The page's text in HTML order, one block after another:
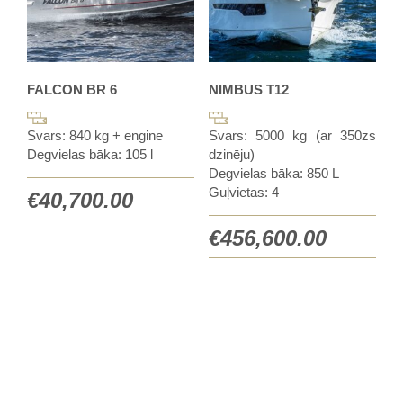
FALCON BR 6
Svars: 840 kg + engine
Degvielas bāka: 105 l
€40,700.00
NIMBUS T12
Svars: 5000 kg (ar 350zs
dzinēju)
Degvielas bāka: 850 L
Guļvietas: 4
€456,600.00